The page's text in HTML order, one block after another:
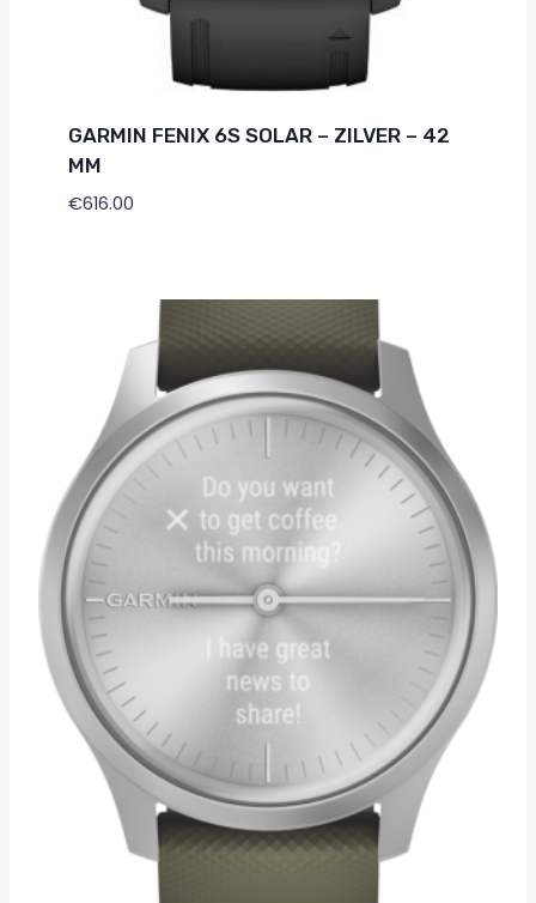
GARMIN FENIX 6S SOLAR – ZILVER – 42
MM
€616.00